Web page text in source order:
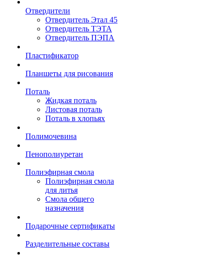
Отвердители
Отвердитель Этал 45
Отвердитель ТЭТА
Отвердитель ПЭПА
Пластификатор
Планшеты для рисования
Поталь
Жидкая поталь
Листовая поталь
Поталь в хлопьях
Полимочевина
Пенополиуретан
Полиэфирная смола
Полиэфирная смола
для литья
Смола общего
назначения
Подарочные сертификаты
Разделительные составы